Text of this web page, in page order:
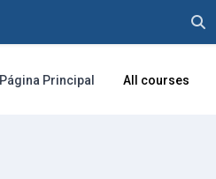
Página Principal All courses